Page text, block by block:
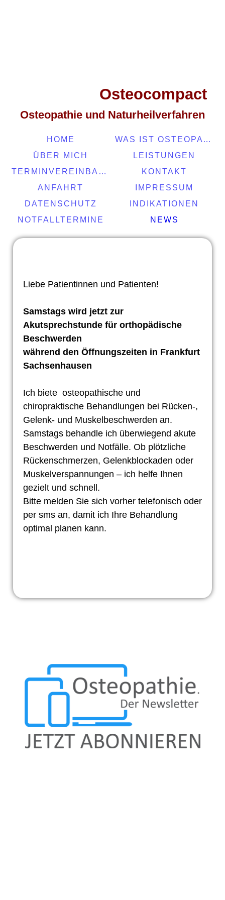
Osteocompact
Osteopathie und Naturheilverfahren
HOME
WAS IST OSTEOPATHIE
ÜBER MICH
LEISTUNGEN
TERMINVEREINBARUNGEN
KONTAKT
ANFAHRT
IMPRESSUM
DATENSCHUTZ
INDIKATIONEN
NOTFALLTERMINE
NEWS
Liebe Patientinnen und Patienten!
Samstags wird jetzt zur
Akutsprechstunde für orthopädische
Beschwerden
während den Öffnungszeiten in Frankfurt
Sachsenhausen
Ich biete osteopathische und
chiropraktische Behandlungen bei Rücken-,
Gelenk- und Muskelbeschwerden an.
Samstags behandle ich überwiegend akute
Beschwerden und Notfälle. Ob plötzliche
Rückenschmerzen, Gelenkblockaden oder
Muskelverspannungen – ich helfe Ihnen
gezielt und schnell.
Bitte melden Sie sich vorher telefonisch oder
per sms an, damit ich Ihre Behandlung
optimal planen kann.